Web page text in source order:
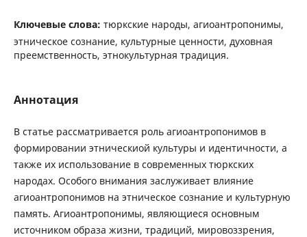
Ключевые слова: тюркские народы, агиоантропонимы,
этническое сознание, культурные ценности, духовная
преемственность, этнокультурная традиция.
Аннотация
В статье рассматривается роль агиоантропонимов в
формировании этническиой культуры и идентичности, а
также их использование в современных тюркских
народах. Особого внимания заслуживает влияние
агиоантропонимов на этническое сознание и культурную
память. Агиоантропонимы, являющиеся основным
источником образа жизни, традиций, мировоззрения,